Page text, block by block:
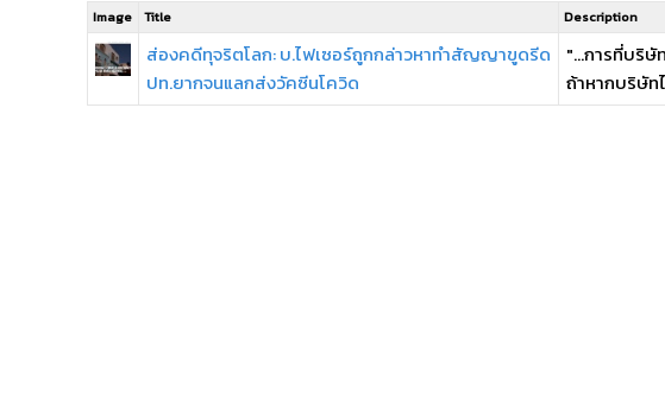
Image Title Description
ส่องคดีทุจริตโลก: บ.ไฟเซอร์ถูกกล่าวหาทำสัญญาขูดรีด
ปท.ยากจนแลกส่งวัคซีนโควิด
"...การที่บริ
ถ้าหากบริษัท